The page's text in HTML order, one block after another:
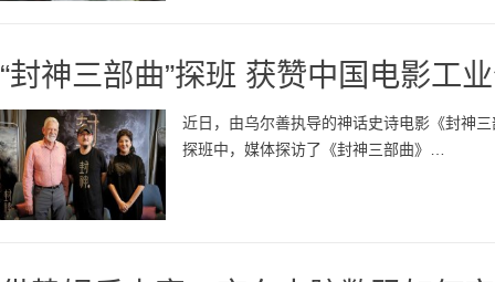
“封神三部曲”探班 获赞中国电影工
近日，由乌尔善执导的神话史诗电影《封神
探班中，媒体探访了《封神三部曲》…